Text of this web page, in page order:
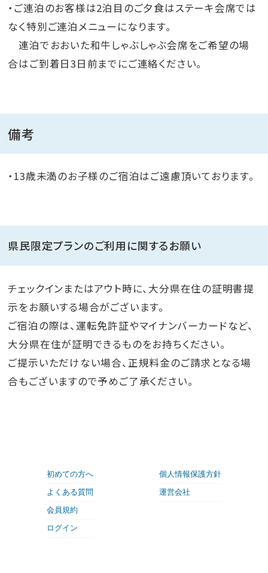
・ご連泊のお客様は2泊目のご夕食はステーキ会席では
なく特別ご連泊メニューになります。
連泊でおおいた和牛しゃぶしゃぶ会席をご希望の場
合はご到着日3日前までにご連絡ください。
備考
・13歳未満のお子様のご宿泊はご遠慮頂いております。
県民限定プランのご利用に関するお願い
チェックインまたはアウト時に、大分県在住の証明書提
示をお願いする場合がございます。
ご宿泊の際は、運転免許証やマイナンバーカードなど、
大分県在住が証明できるものをお持ちください。
ご提示いただけない場合、正規料金のご請求となる場
合もございますので予めご了承ください。
初めての方へ
よくある質問
会員規約
ログイン
個人情報保護方針
運営会社